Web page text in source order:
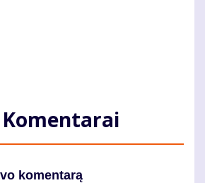
Komentarai
komentarą